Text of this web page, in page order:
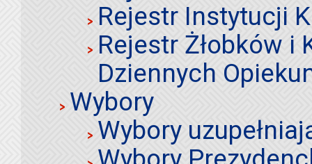
Rejestr Instytucji
Rejestr Żłobków i
Dziennych
Wybory
Wybory